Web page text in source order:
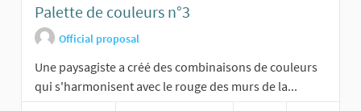
Palette de couleurs n°3
Official proposal
Une paysagiste a créé des combinaisons de couleurs
qui s'harmonisent avec le rouge des murs de la...